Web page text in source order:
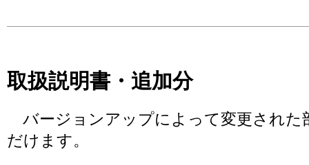
取扱説明書・追加分
バージョンアップによって変更された
だけます。